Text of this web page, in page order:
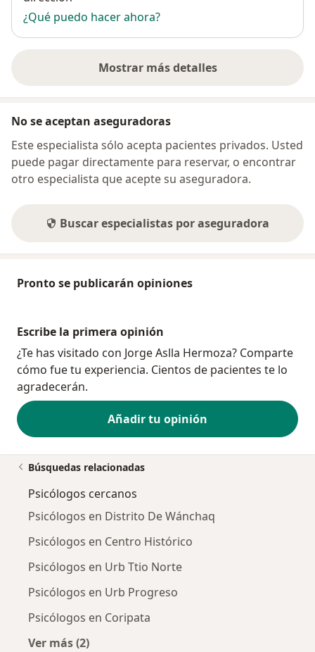
¿Qué puedo hacer ahora?
Mostrar más detalles
sobre la dirección
No se aceptan aseguradoras
Este especialista sólo acepta pacientes privados. Usted
puede pagar directamente para reservar, o encontrar
otro especialista que acepte su aseguradora.
Buscar especialistas por aseguradora
Pronto se publicarán opiniones
Escribe la primera opinión
¿Te has visitado con Jorge Aslla Hermoza? Comparte
cómo fue tu experiencia. Cientos de pacientes te lo
agradecerán.
Añadir tu opinión
Búsquedas relacionadas
Psicólogos cercanos
Psicólogos en Distrito De Wánchaq
Psicólogos en Centro Histórico
Psicólogos en Urb Ttio Norte
Psicólogos en Urb Progreso
Psicólogos en Coripata
Ver más (2)